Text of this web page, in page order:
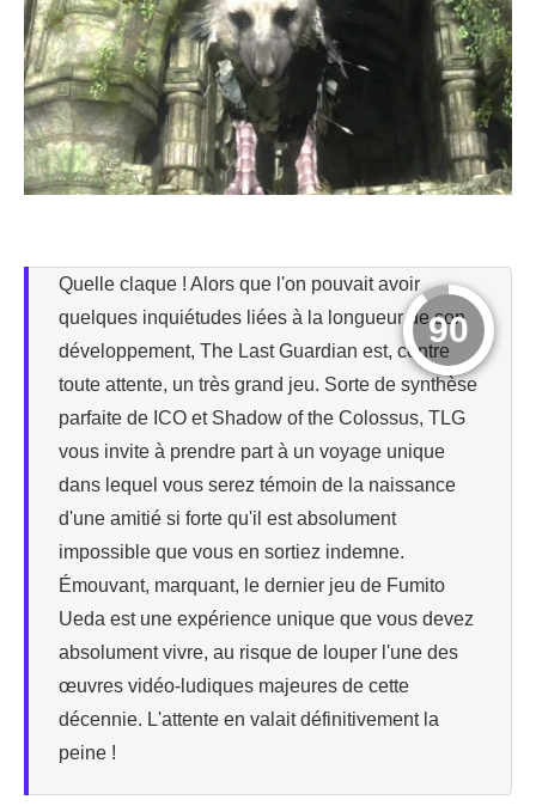
90
Quelle claque ! Alors que l'on pouvait avoir
quelques inquiétudes liées à la longueur de son
développement, The Last Guardian est, contre
toute attente, un très grand jeu. Sorte de synthèse
parfaite de ICO et Shadow of the Colossus, TLG
vous invite à prendre part à un voyage unique
dans lequel vous serez témoin de la naissance
d'une amitié si forte qu'il est absolument
impossible que vous en sortiez indemne.
Émouvant, marquant, le dernier jeu de Fumito
Ueda est une expérience unique que vous devez
absolument vivre, au risque de louper l'une des
œuvres vidéo-ludiques majeures de cette
décennie. L'attente en valait définitivement la
peine !